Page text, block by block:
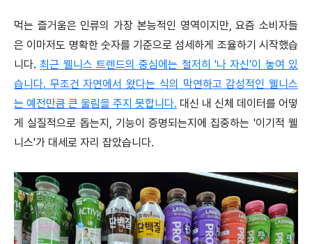
먹는 즐거움은 인류의 가장 본능적인 영역이지만, 요즘 소비자들
은 이마저도 명확한 숫자를 기준으로 섬세하게 조율하기 시작했습
니다.최근 웰니스 트렌드의 중심에는 철저히 '나 자신'이 놓여 있
습니다. 무조건 자연에서 왔다는 식의 막연하고 감성적인 웰니스
는 예전만큼 큰 울림을 주지 못합니다. 대신 내 신체 데이터를 어떻
게 실질적으로 돕는지, 기능이 증명되는지에 집중하는 '이기적 웰
니스'가 대세로 자리 잡았습니다.